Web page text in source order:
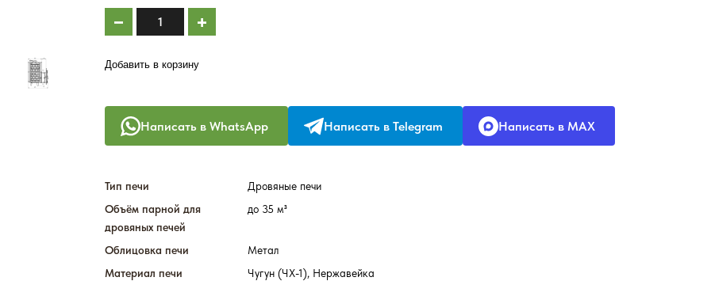
Добавить в корзину
Написать в WhatsApp Написать в Telegram Написать в MAX
Тип печи
Дровяные печи
Объём парной для
дровяных печей
до 35 м³
Облицовка печи
Метал
Материал печи
Чугун (ЧХ-1), Нержавейка